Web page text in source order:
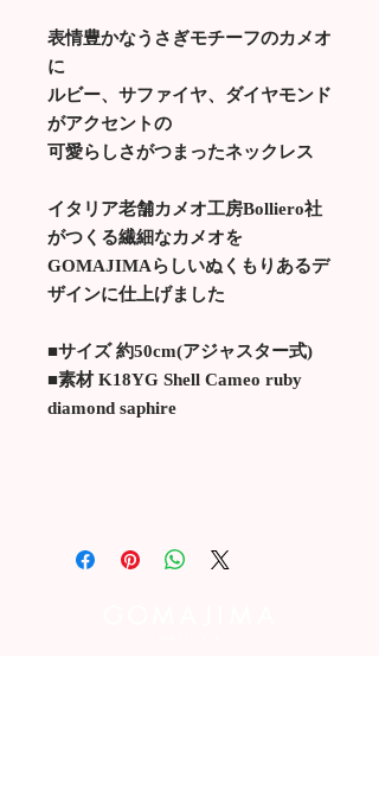
表情豊かなうさぎモチーフのカメオ
に
ルビー、サファイヤ、ダイヤモンド
がアクセントの
可愛らしさがつまったネックレス
イタリア老舗カメオ工房Bolliero社
がつくる繊細なカメオを
GOMAJIMAらしいぬくもりあるデ
ザインに仕上げました
■サイズ 約50cm(アジャスター式)
■素材 K18YG Shell Cameo ruby
diamond saphire